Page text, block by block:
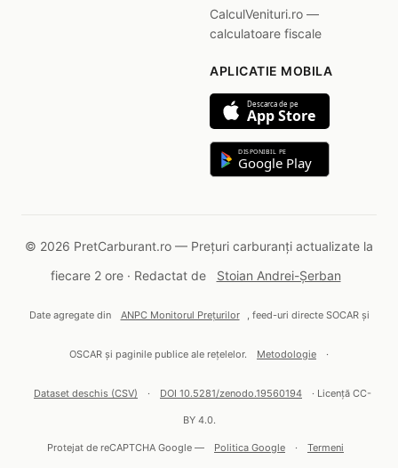
CalculVenituri.ro —
calculatoare fiscale
APLICATIE MOBILA
Descarca de pe
App Store
DISPONIBIL PE
Google Play
© 2026 PretCarburant.ro — Prețuri carburanți actualizate la
fiecare 2 ore · Redactat de
Stoian Andrei-Șerban
Date agregate din ANPC Monitorul Prețurilor , feed-uri directe SOCAR și
OSCAR și paginile publice ale rețelelor. Metodologie ·
Dataset deschis (CSV) · DOI 10.5281/zenodo.19560194 · Licență CC-
BY 4.0.
Protejat de reCAPTCHA Google — Politica Google · Termeni